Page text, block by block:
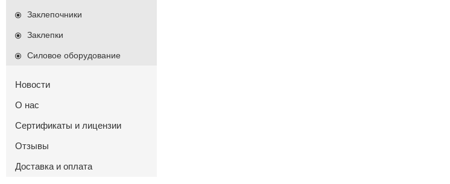
Заклепочники
Заклепки
Силовое оборудование
Новости
О нас
Сертификаты и лицензии
Отзывы
Доставка и оплата